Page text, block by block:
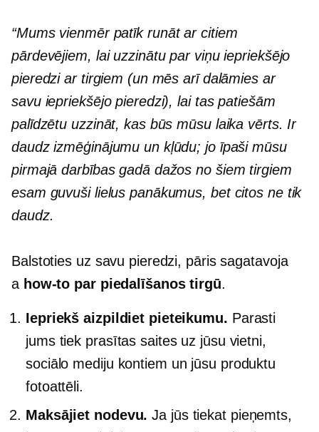
“Mums vienmēr patīk runāt ar citiem
pārdevējiem, lai uzzinātu par viņu iepriekšējo
pieredzi ar tirgiem (un mēs arī dalāmies ar
savu iepriekšējo pieredzi), lai tas patiešām
palīdzētu uzzināt, kas būs mūsu laika vērts. Ir
daudz izmēģinājumu un kļūdu; jo īpaši mūsu
pirmajā darbības gadā dažos no šiem tirgiem
esam guvuši lielus panākumus, bet citos ne tik
daudz.
Balstoties uz savu pieredzi, pāris sagatavoja
a how-to par piedalīšanos tirgū.
Iepriekš aizpildiet pieteikumu. Parasti
jums tiek prasītas saites uz jūsu vietni,
sociālo mediju kontiem un jūsu produktu
fotoattēli.
Maksājiet nodevu. Ja jūs tiekat pieņemts,